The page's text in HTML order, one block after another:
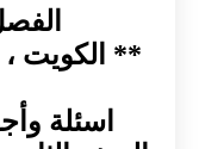
** الكويت
اسئلة